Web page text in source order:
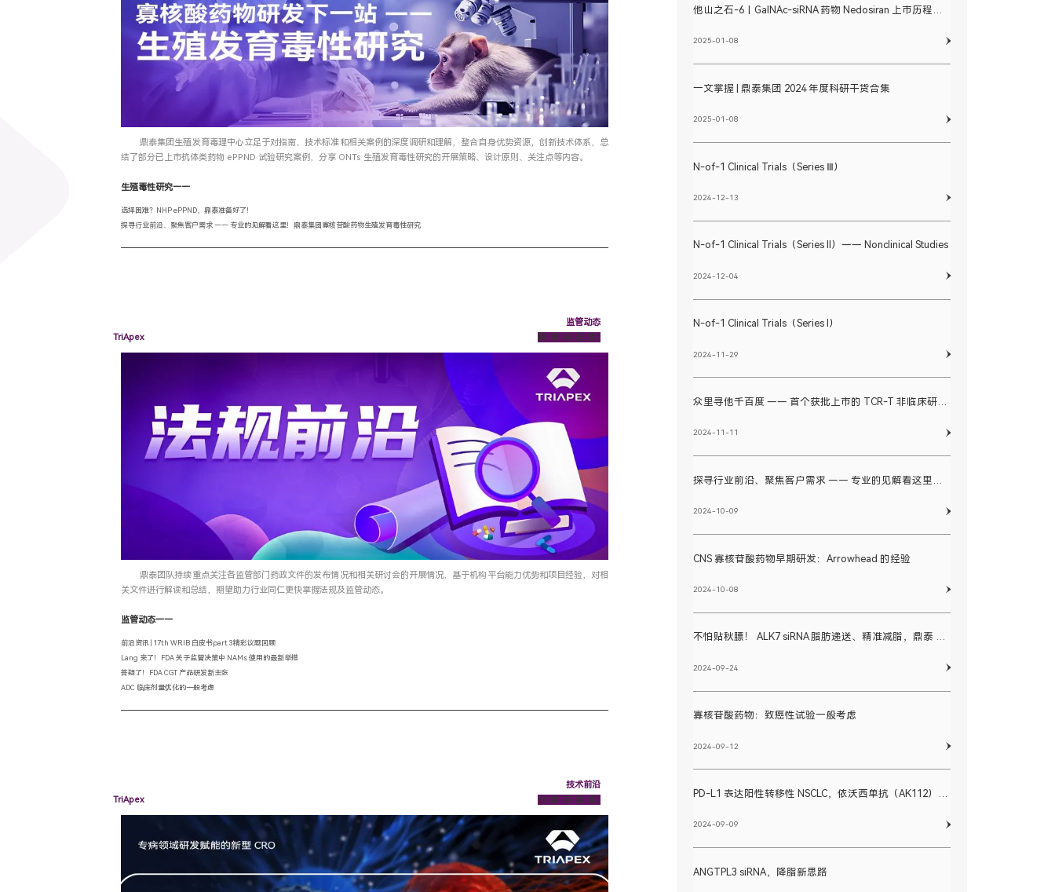
鼎泰集团生殖发育毒理中心立足于对指南、技术标准和相关案例的深度调研和理解，整合自身优势资源，创新技术体系，总
结了部分已上市抗体类药物 ePPND 试验研究案例，分享 ONTs 生殖发育毒性研究的开展策略、设计原则、关注点等内容。
生殖毒性研究——
选择困难？NHP ePPND，鼎泰准备好了！
探寻行业前沿、聚焦客户需求 —— 专业的见解看这里！鼎泰集团寡核苷酸药物生殖发育毒性研究
TriApex
监管动态
解读与总结
鼎泰团队持续重点关注各监管部门药政文件的发布情况和相关研讨会的开展情况，基于机构平台能力优势和项目经验，对相
关文件进行解读和总结，期望助力行业同仁更快掌握法规及监管动态。
监管动态——
前沿资讯 | 17th WRIB 白皮书part 3精彩议题回顾
Lang 来了！FDA 关于监管决策中 NAMs 使用的最新举措
答疑了！FDA CGT 产品研发新主张
ADC 临床剂量优化的一般考虑
TriApex
技术前沿
探索与复盘
2025-01-08
一文掌握 | 鼎泰集团 2024 年度科研干货合集
2025-01-08
N-of-1 Clinical Trials（Series Ⅲ）
2024-12-13
N-of-1 Clinical Trials（Series II）—— Nonclinical Studies
2024-12-04
N-of-1 Clinical Trials（Series I）
2024-11-29
2024-11-11
2024-10-09
CNS 寡核苷酸药物早期研发：Arrowhead 的经验
2024-10-08
不怕贴秋膘！ ALK7 siRNA 脂肪递送、精准减脂，鼎泰 KBI 打造影像学小蛮腰
2024-09-24
寡核苷酸药物：致癌性试验一般考虑
2024-09-12
2024-09-09
ANGTPL3 siRNA，降脂新思路